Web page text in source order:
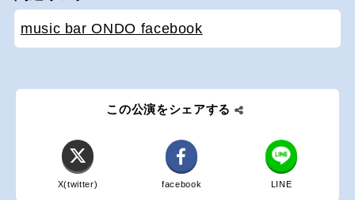
music bar ONDO facebook
この公演をシェアする
X(twitter) facebook LINE